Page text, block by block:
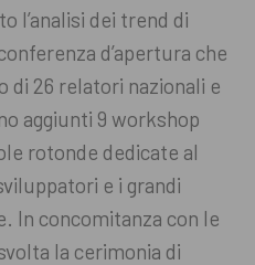
l’analisi dei trend di
d’apertura che
di 26 relatori nazionali e
aggiunti 9 workshop
rotonde dedicate al
e i grandi
In concomitanza con le
la cerimonia di